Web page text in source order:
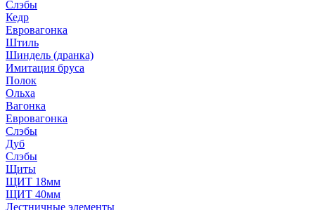
Слэбы
Кедр
Евровагонка
Штиль
Шиндель (дранка)
Имитация бруса
Полок
Ольха
Вагонка
Евровагонка
Слэбы
Дуб
Слэбы
Щиты
ЩИТ 18мм
ЩИТ 40мм
Лестничные элементы